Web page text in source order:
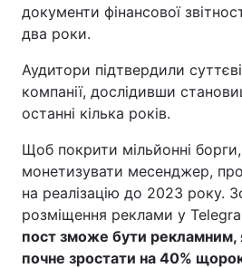
документи фінансової
два роки.
Аудитори підтвердили
компанії, дослідивши
останні кілька років.
Щоб покрити мільйонні
монетизувати месенджер,
на реалізацію до 2023 року.
розміщення реклами у
пост зможе бути рекламним,
почне зростати на 40%